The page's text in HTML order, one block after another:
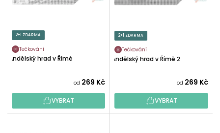
U
T
ŮU
K
T
2+1 ZDARMA
Tečkování
Andělský hrad v Římě
od 269 Kč
VYBRAT
2+1 ZDARMA
Tečkování
Andělský hrad v Římě 2
od 269 Kč
VYBRAT